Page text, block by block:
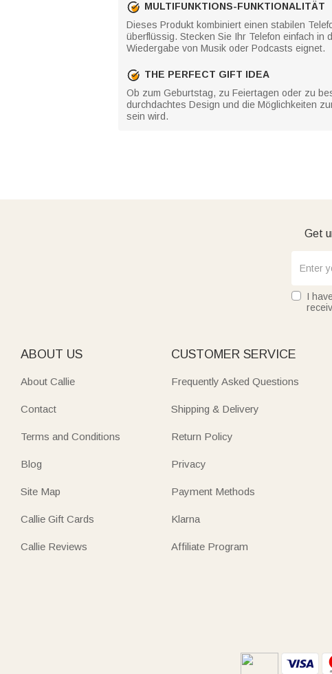
MULTIFUNKTIONS-FUNKTIONALITÄT
Dieses Produkt kombiniert einen stabilen
überflüssig. Stecken Sie Ihr Telefon einfach
Wiedergabe von Musik oder Podcasts eignet.
THE PERFECT GIFT IDEA
Ob zum Geburtstag, zu Feiertagen oder zu
durchdachtes Design und die Möglichkeiten
sein wird.
Get
I
ABOUT US
About Callie
Contact
Terms and Conditions
Blog
Site Map
Callie Gift Cards
Callie Reviews
CUSTOMER SERVICE
Frequently Asked Questions
Shipping & Delivery
Return Policy
Privacy
Payment Methods
Klarna
Affiliate Program